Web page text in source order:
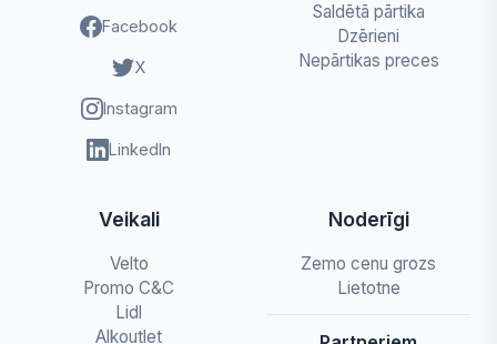
Facebook
X
Instagram
LinkedIn
Saldētā pārtika
Dzērieni
Nepārtikas preces
Veikali
Velto
Promo C&C
Lidl
Alkoutlet
Noderīgi
Zemo cenu grozs
Lietotne